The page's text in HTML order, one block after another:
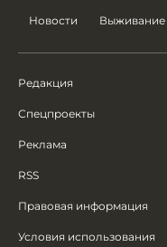
Новости Выживание
Редакция
Спецпроекты
Реклама
RSS
Правовая информация
Условия использования